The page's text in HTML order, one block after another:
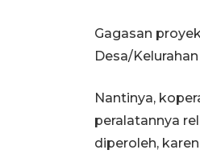
Gagasan
Desa/
Nantinya,
peralatannya
diperoleh,